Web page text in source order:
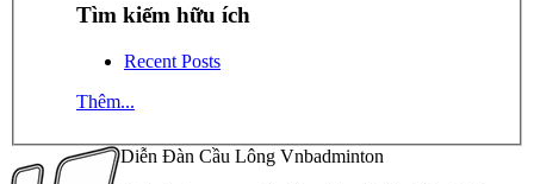
Tìm kiếm hữu ích
Recent Posts
Thêm...
Diễn Đàn Cầu Lông Vnbadminton